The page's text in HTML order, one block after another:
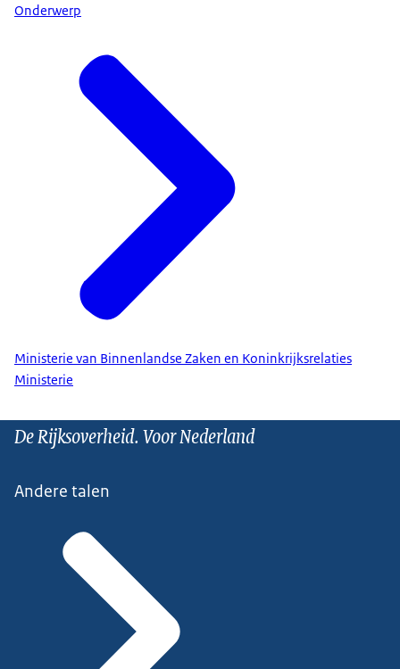
Onderwerp
Ministerie van Binnenlandse Zaken en Koninkrijksrelaties
Ministerie
De Rijksoverheid. Voor Nederland
Andere talen